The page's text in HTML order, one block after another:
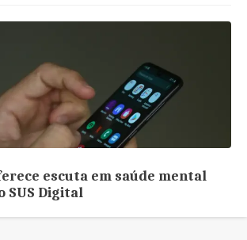
escuta em saúde mental
SUS Digital